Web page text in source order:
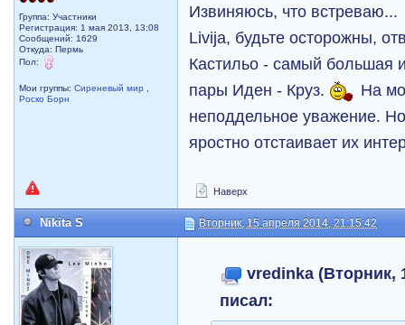
Группа: Участники
Регистрация: 1 мая 2013, 13:08
Сообщений: 1629
Откуда: Пермь
Пол:
Мои группы:Сиреневый мир
Роско Борн
Извиняюсь, что встреваю...
Livija, будьте осторожны,
Кастильо - самый большая
пары Иден - Круз.
На
неподдельное уважение.
яростно отстаивает их
Наверх
Nikita S Вторник, 15 апреля 2014, 21:15:42
vredinka (Вторник,
писал: